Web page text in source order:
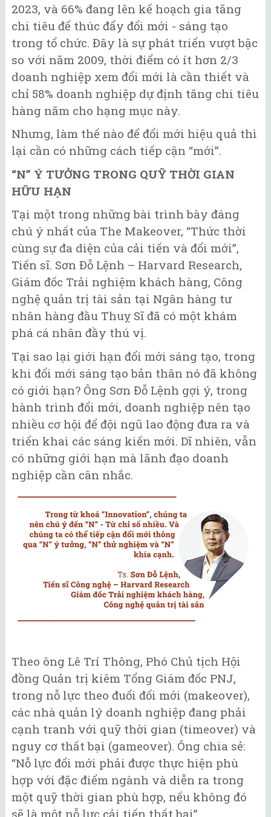
2023, và 66% đang lên kế hoạch gia tăng
chi tiêu để thúc đẩy đổi mới - sáng tạo
trong tổ chức. Đây là sự phát triển vượt bậc
so với năm 2009, thời điểm có ít hơn 2/3
doanh nghiệp xem đổi mới là cần thiết và
chỉ 58% doanh nghiệp dự định tăng chi tiêu
hàng năm cho hạng mục này.
Nhưng, làm thế nào để đổi mới hiệu quả thì
lại cần có những cách tiếp cận “mới”.
“N” Ý TƯỞNG TRONG QUỸ THỜI GIAN
HỮU HẠN
Tại một trong những bài trình bày đáng
chú ý nhất của The Makeover, “Thức thời
cùng sự đa diện của cải tiến và đổi mới”,
Tiến sĩ. Sơn Đỗ Lệnh – Harvard Research,
Giám đốc Trải nghiệm khách hàng, Công
nghệ quản trị tài sản tại Ngân hàng tư
nhân hàng đầu Thuỵ Sĩ đã có một khám
phá cá nhân đầy thú vị.
Tại sao lại giới hạn đổi mới sáng tạo, trong
khi đổi mới sáng tạo bản thân nó đã không
có giới hạn? Ông Sơn Đỗ Lệnh gợi ý, trong
hành trình đổi mới, doanh nghiệp nên tạo
nhiều cơ hội để đội ngũ lao động đưa ra và
triển khai các sáng kiến mới. Dĩ nhiên, vẫn
có những giới hạn mà lãnh đạo doanh
nghiệp cần cân nhắc.
Theo ông Lê Trí Thông, Phó Chủ tịch Hội
đồng Quản trị kiêm Tổng Giám đốc PNJ,
trong nỗ lực theo đuổi đổi mới (makeover),
các nhà quản lý doanh nghiệp đang phải
cạnh tranh với quỹ thời gian (timeover) và
nguy cơ thất bại (gameover). Ông chia sẻ:
“Nỗ lực đổi mới phải được thực hiện phù
hợp với đặc điểm ngành và diễn ra trong
một quỹ thời gian phù hợp, nếu không đó
sẽ là một nỗ lực cải tiến thất bại”.